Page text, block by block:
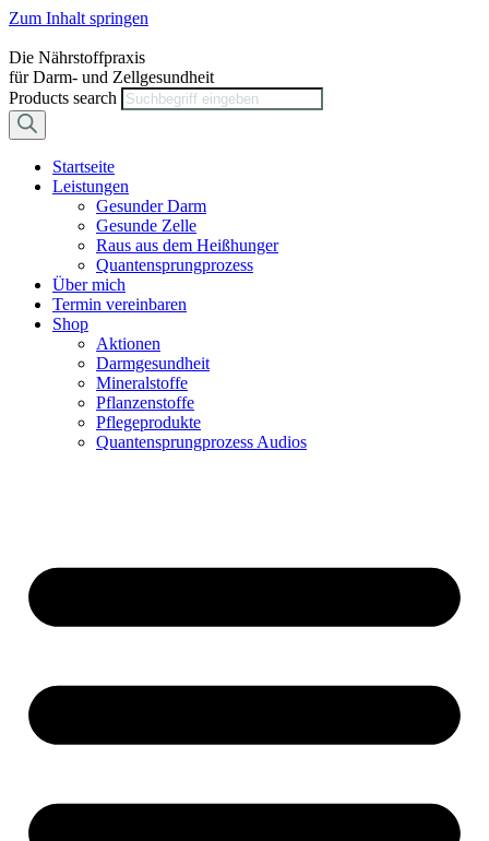
Zum Inhalt springen
Die Nährstoffpraxis
für Darm- und Zellgesundheit
Products search
Startseite
Leistungen
Gesunder Darm
Gesunde Zelle
Raus aus dem Heißhunger
Quantensprungprozess
Über mich
Termin vereinbaren
Shop
Aktionen
Darmgesundheit
Mineralstoffe
Pflanzenstoffe
Pflegeprodukte
Quantensprungprozess Audios